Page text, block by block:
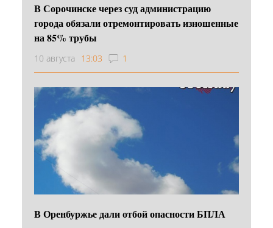
В Сорочинске через суд администрацию
города обязали отремонтировать изношенные
на 85% трубы
10 августа 13:03 1
В Оренбуржье дали отбой опасности БПЛА